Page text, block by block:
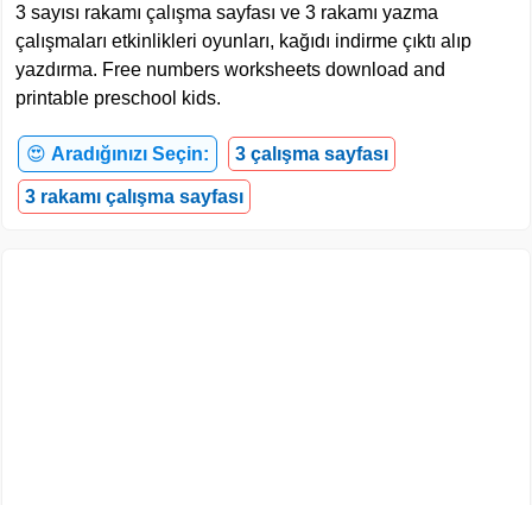
3 sayısı rakamı çalışma sayfası ve 3 rakamı yazma
çalışmaları etkinlikleri oyunları, kağıdı indirme çıktı alıp
yazdırma. Free numbers worksheets download and
printable preschool kids.
😍 Aradığınızı Seçin: 3 çalışma sayfası
3 rakamı çalışma sayfası